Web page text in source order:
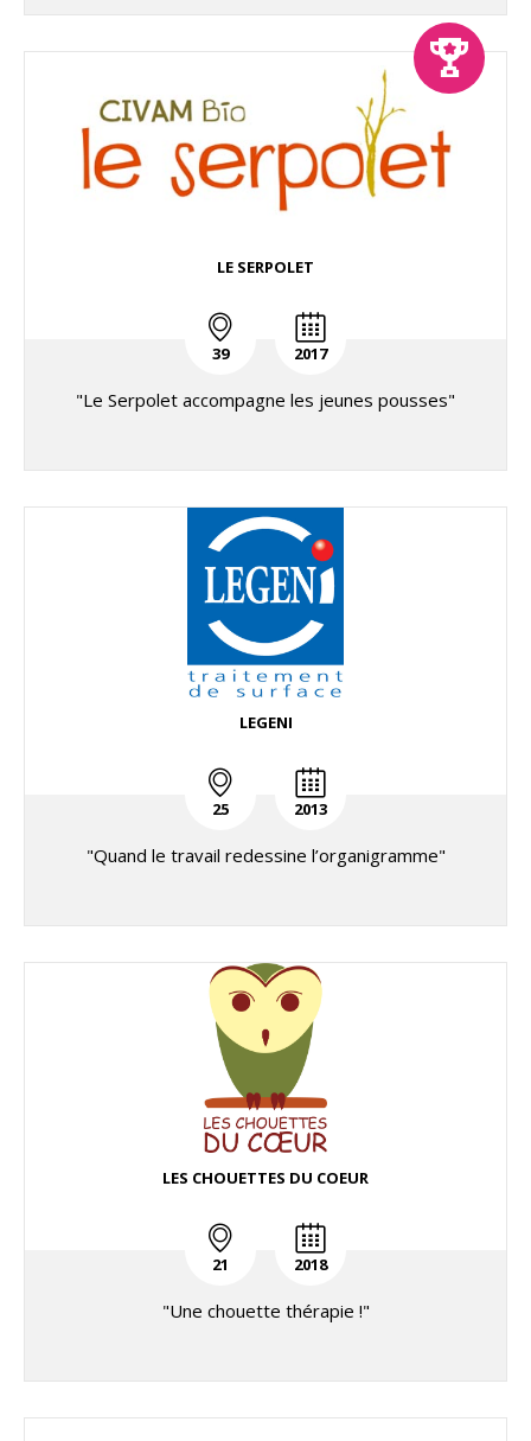
LE SERPOLET
39 2017
"Le Serpolet accompagne les jeunes pousses"
LEGENI
25 2013
"Quand le travail redessine l’organigramme"
LES CHOUETTES DU COEUR
21 2018
"Une chouette thérapie !"